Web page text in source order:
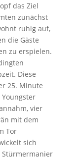
das Ziel
zunächst
ruhig auf,
die Gäste
zu erspielen.
Diese
25. Minute
vier
mit dem
Tor
sich